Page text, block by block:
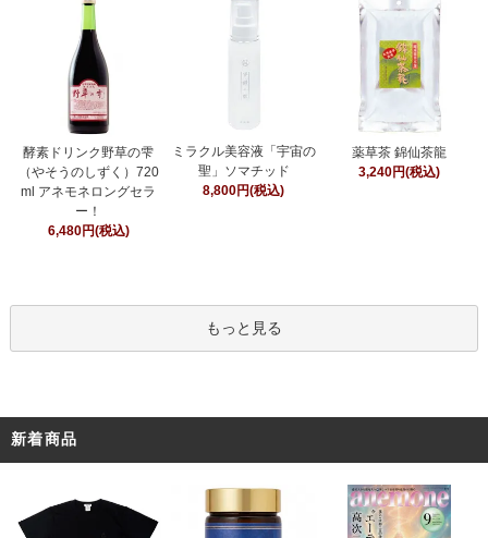
酵素ドリンク野草の雫
（やそうのしずく）720
ml アネモネロングセラ
ー！
6,480円(税込)
ミラクル美容液「宇宙の
聖」ソマチッド
8,800円(税込)
薬草茶 錦仙茶龍
3,240円(税込)
もっと見る
新着商品